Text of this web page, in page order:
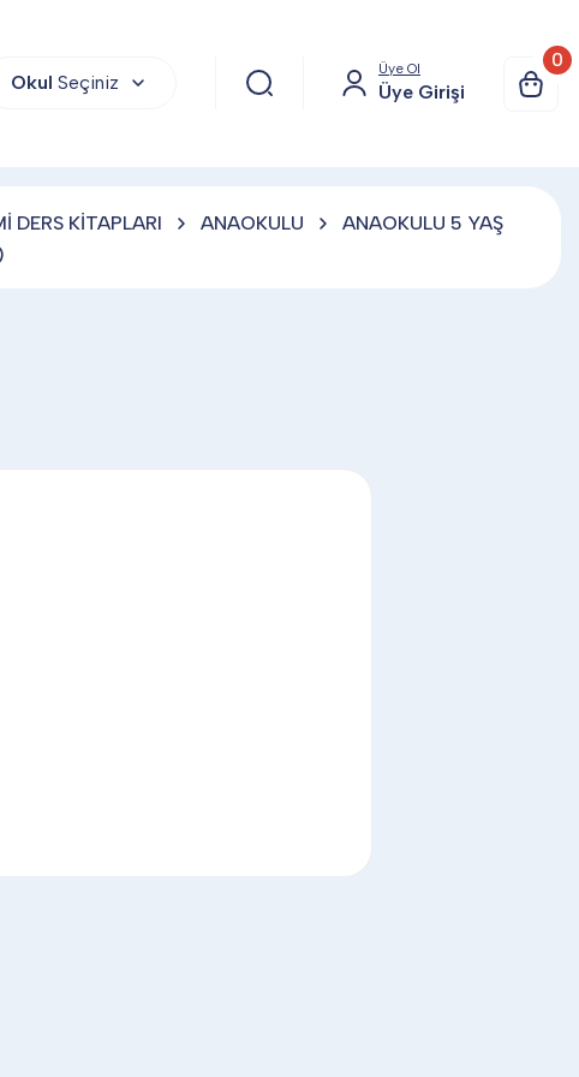
Okul Seçiniz
Üye Ol
Üye Girişi
0
DERS KİTAPLARI ANAOKULU
ANAOKULU 5 YAŞ